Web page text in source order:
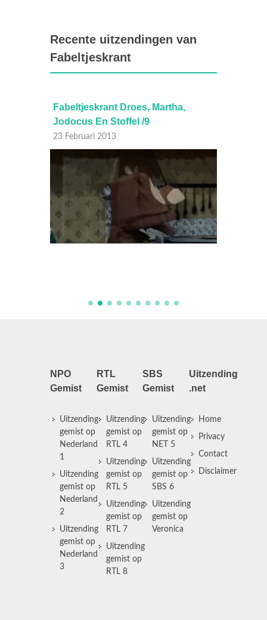
Recente uitzendingen van
Fabeltjeskrant
Fabeltjeskrant Droes, Martha,
Jodocus En Stoffel /9
23 Februari 2013
NPO
Gemist
Uitzending
gemist op
Nederland
1
Uitzending
gemist op
Nederland
2
Uitzending
gemist op
Nederland
3
RTL
Gemist
Uitzending
gemist op
RTL 4
Uitzending
gemist op
RTL 5
Uitzending
gemist op
RTL 7
Uitzending
gemist op
RTL 8
SBS
Gemist
Uitzending
gemist op
NET 5
Uitzending
gemist op
SBS 6
Uitzending
gemist op
Veronica
Uitzending
.net
Home
Privacy
Contact
Disclaimer